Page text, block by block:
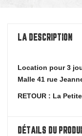
LA DESCRIPTION
Location pour 3
Malle 41 rue
RETOUR : La
DÉTAILS DU